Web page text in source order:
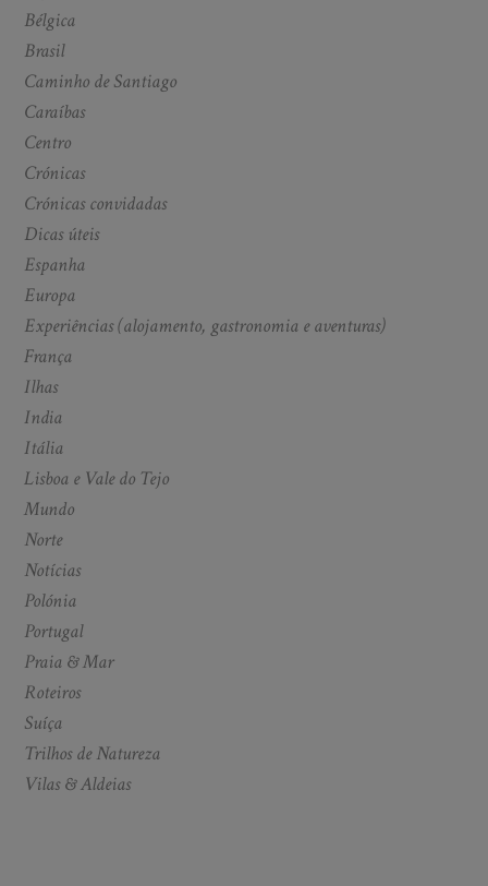
Bélgica
Brasil
Caminho de Santiago
Caraíbas
Centro
Crónicas
Crónicas convidadas
Dicas úteis
Espanha
Europa
Experiências (alojamento, gastronomia e aventuras)
França
Ilhas
India
Itália
Lisboa e Vale do Tejo
Mundo
Norte
Notícias
Polónia
Portugal
Praia & Mar
Roteiros
Suíça
Trilhos de Natureza
Vilas & Aldeias